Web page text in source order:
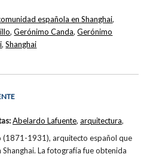
española en Shanghai,
,Gerónimo Canda,Gerónimo
,Shanghai
(1871-1931), arquitecto español que
La fotografía fue obtenida
Abelardo Lafuente, arquitectura,